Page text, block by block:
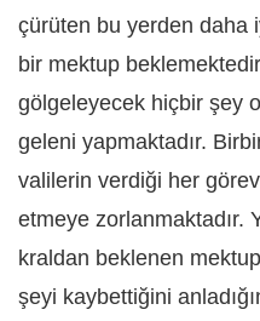
çürüten bu yerden daha
bir mektup
gölgeleyecek hiçbir şey
geleni yapmaktadır.
valilerin verdiği her
etmeye zorlanmaktadır.
kraldan beklenen
şeyi kaybettiğini